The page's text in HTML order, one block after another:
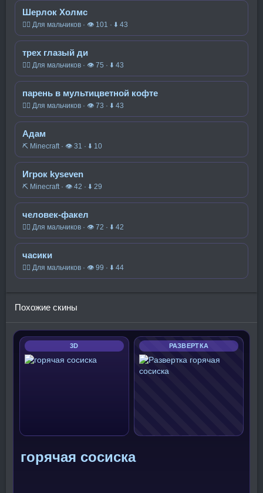
Шерлок Холмс
🧍‍♂️ Для мальчиков · 👁 101 · ⬇ 43
трех глазый ди
🧍‍♂️ Для мальчиков · 👁 75 · ⬇ 43
парень в мультицветной кофте
🧍‍♂️ Для мальчиков · 👁 73 · ⬇ 43
Адам
⛏️ Minecraft · 👁 31 · ⬇ 10
Игрок kyseven
⛏️ Minecraft · 👁 42 · ⬇ 29
человек-факел
🧍‍♂️ Для мальчиков · 👁 72 · ⬇ 42
часики
🧍‍♂️ Для мальчиков · 👁 99 · ⬇ 44
Похожие скины
3D РАЗВЕРТКА
горячая сосиска